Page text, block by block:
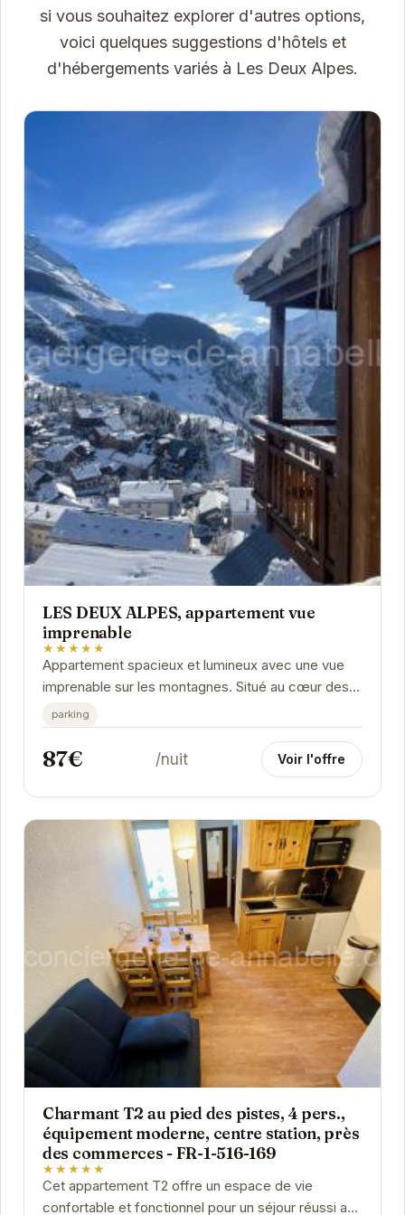
si vous souhaitez explorer d'autres options,
voici quelques suggestions d'hôtels et
d'hébergements variés à Les Deux Alpes.
LES DEUX ALPES, appartement vue
imprenable
★★★★★
Appartement spacieux et lumineux avec une vue
imprenable sur les montagnes. Situé au cœur des
Deux Alpes, à proximité des pistes de ski et des...
parking
87€ /nuit Voir l'offre
Charmant T2 au pied des pistes, 4 pers.,
équipement moderne, centre station, près
des commerces - FR-1-516-169
★★★★★
Cet appartement T2 offre un espace de vie
confortable et fonctionnel pour un séjour réussi aux